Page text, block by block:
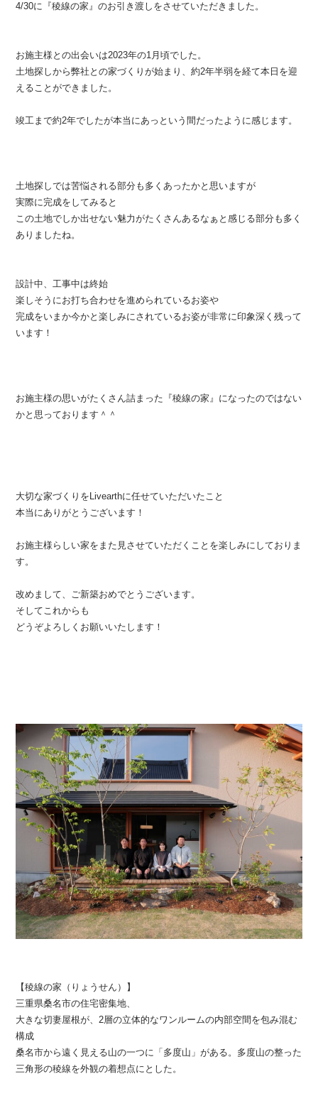
4/30に『稜線の家』のお引き渡しをさせていただきました。
お施主様との出会いは2023年の1月頃でした。
土地探しから弊社との家づくりが始まり、約2年半弱を経て本日を迎
えることができました。
竣工まで約2年でしたが本当にあっという間だったように感じます。
土地探しでは苦悩される部分も多くあったかと思いますが
実際に完成をしてみると
この土地でしか出せない魅力がたくさんあるなぁと感じる部分も多く
ありましたね。
設計中、工事中は終始
楽しそうにお打ち合わせを進められているお姿や
完成をいまか今かと楽しみにされているお姿が非常に印象深く残って
います！
お施主様の思いがたくさん詰まった『稜線の家』になったのではない
かと思っております＾＾
大切な家づくりをLivearthに任せていただいたこと
本当にありがとうございます！
お施主様らしい家をまた見させていただくことを楽しみにしておりま
す。
改めまして、ご新築おめでとうございます。
そしてこれからも
どうぞよろしくお願いいたします！
【稜線の家（りょうせん）】
三重県桑名市の住宅密集地、
大きな切妻屋根が、2層の立体的なワンルームの内部空間を包み混む
構成
桑名市から遠く見える山の一つに「多度山」がある。多度山の整った
三角形の稜線を外観の着想点にとした。